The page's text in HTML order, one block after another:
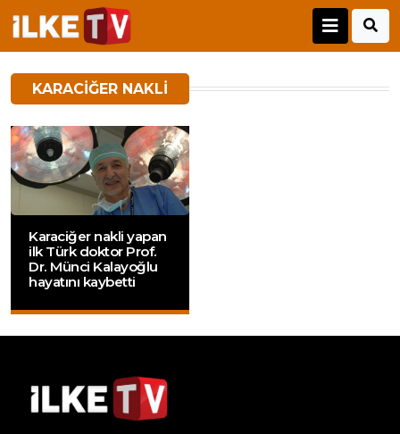
KARACIĞER NAKLI
Karaciğer nakli yapan
ilk Türk doktor Prof.
Dr. Münci Kalayoğlu
hayatını kaybetti